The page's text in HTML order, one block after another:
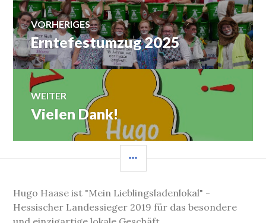
Beitragsnavigation
VORHERIGES
Vorheriger
Beitrag:
Erntefestumzug 2025
WEITER
Nächster
Vielen Dank!
Hugo Haase ist "Mein Lieblingsladenlokal" -
Hessischer Landessieger 2019 für das besondere